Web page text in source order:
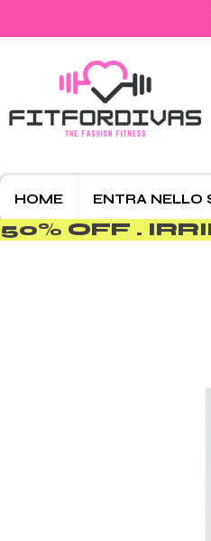
HOME ENTRA NELLO
50% OFF .